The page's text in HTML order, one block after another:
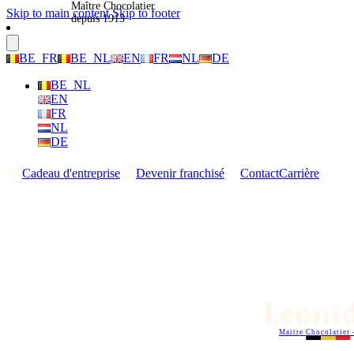
Skip to main content Skip to footer
BE_FR BE_NL EN FR NL
DE
BE_NL
EN
FR
NL
DE
Cadeau d'entreprise Devenir franchisé ContactCarrière
Maitre Chocolatier
Maître Chocolatier
depuis 1913